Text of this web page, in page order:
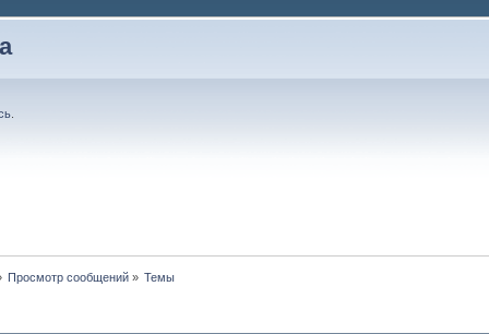
Просмотр сообщений » Темы